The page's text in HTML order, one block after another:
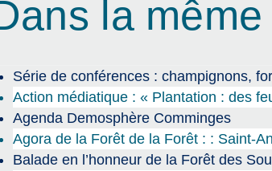
la
Série de conférences : champignons,
Action médiatique : « Plantation : des
Agenda Demosphère Comminges
Agora de la Forêt de la Forêt : : Saint-
Balade en l’honneur de la Forêt des